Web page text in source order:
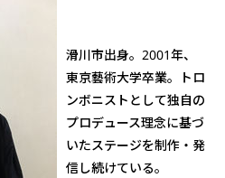
滑川市出身。2001年、
東京藝術大学卒業。トロ
ンボニストとして独自の
プロデュース理念に基づ
いたステージを制作・発
信し続けている。